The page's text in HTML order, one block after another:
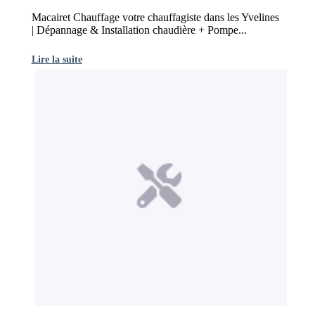
Macairet Chauffage votre chauffagiste dans les Yvelines
| Dépannage & Installation chaudière + Pompe...
Lire la suite